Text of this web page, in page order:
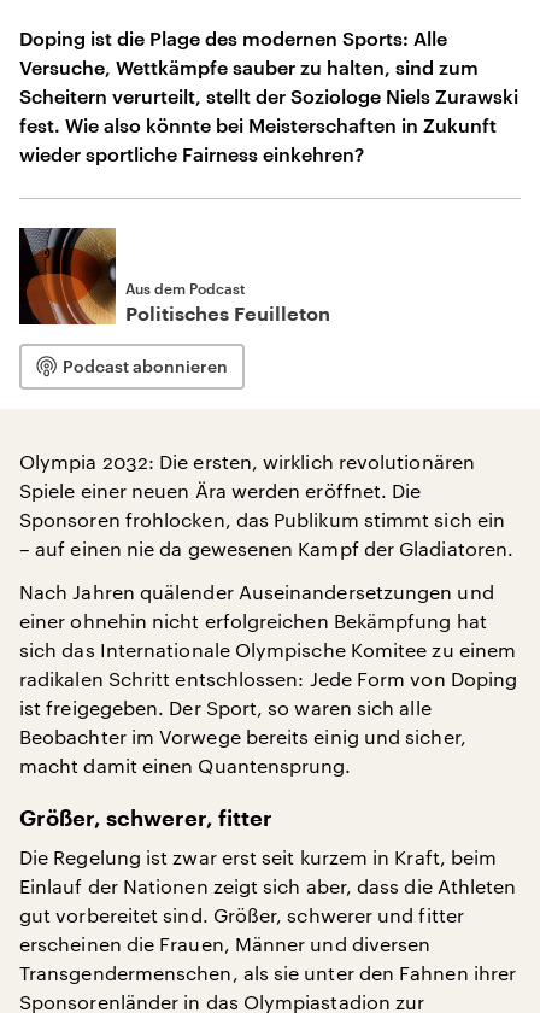
Doping ist die Plage des modernen Sports: Alle
Versuche, Wettkämpfe sauber zu halten, sind zum
Scheitern verurteilt, stellt der Soziologe Niels Zurawski
fest. Wie also könnte bei Meisterschaften in Zukunft
wieder sportliche Fairness einkehren?
Aus dem Podcast
Politisches Feuilleton
Podcast abonnieren
Olympia 2032: Die ersten, wirklich revolutionären
Spiele einer neuen Ära werden eröffnet. Die
Sponsoren frohlocken, das Publikum stimmt sich ein
– auf einen nie da gewesenen Kampf der Gladiatoren.
Nach Jahren quälender Auseinandersetzungen und
einer ohnehin nicht erfolgreichen Bekämpfung hat
sich das Internationale Olympische Komitee zu einem
radikalen Schritt entschlossen: Jede Form von Doping
ist freigegeben. Der Sport, so waren sich alle
Beobachter im Vorwege bereits einig und sicher,
macht damit einen Quantensprung.
Größer, schwerer, fitter
Die Regelung ist zwar erst seit kurzem in Kraft, beim
Einlauf der Nationen zeigt sich aber, dass die Athleten
gut vorbereitet sind. Größer, schwerer und fitter
erscheinen die Frauen, Männer und diversen
Transgendermenschen, als sie unter den Fahnen ihrer
Sponsorenländer in das Olympiastadion zur